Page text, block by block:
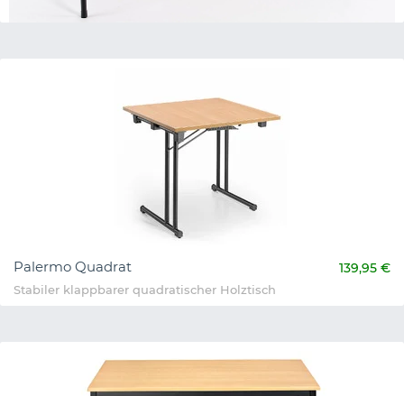
Palermo Quadrat 139,95 €
Stabiler klappbarer quadratischer Holztisch